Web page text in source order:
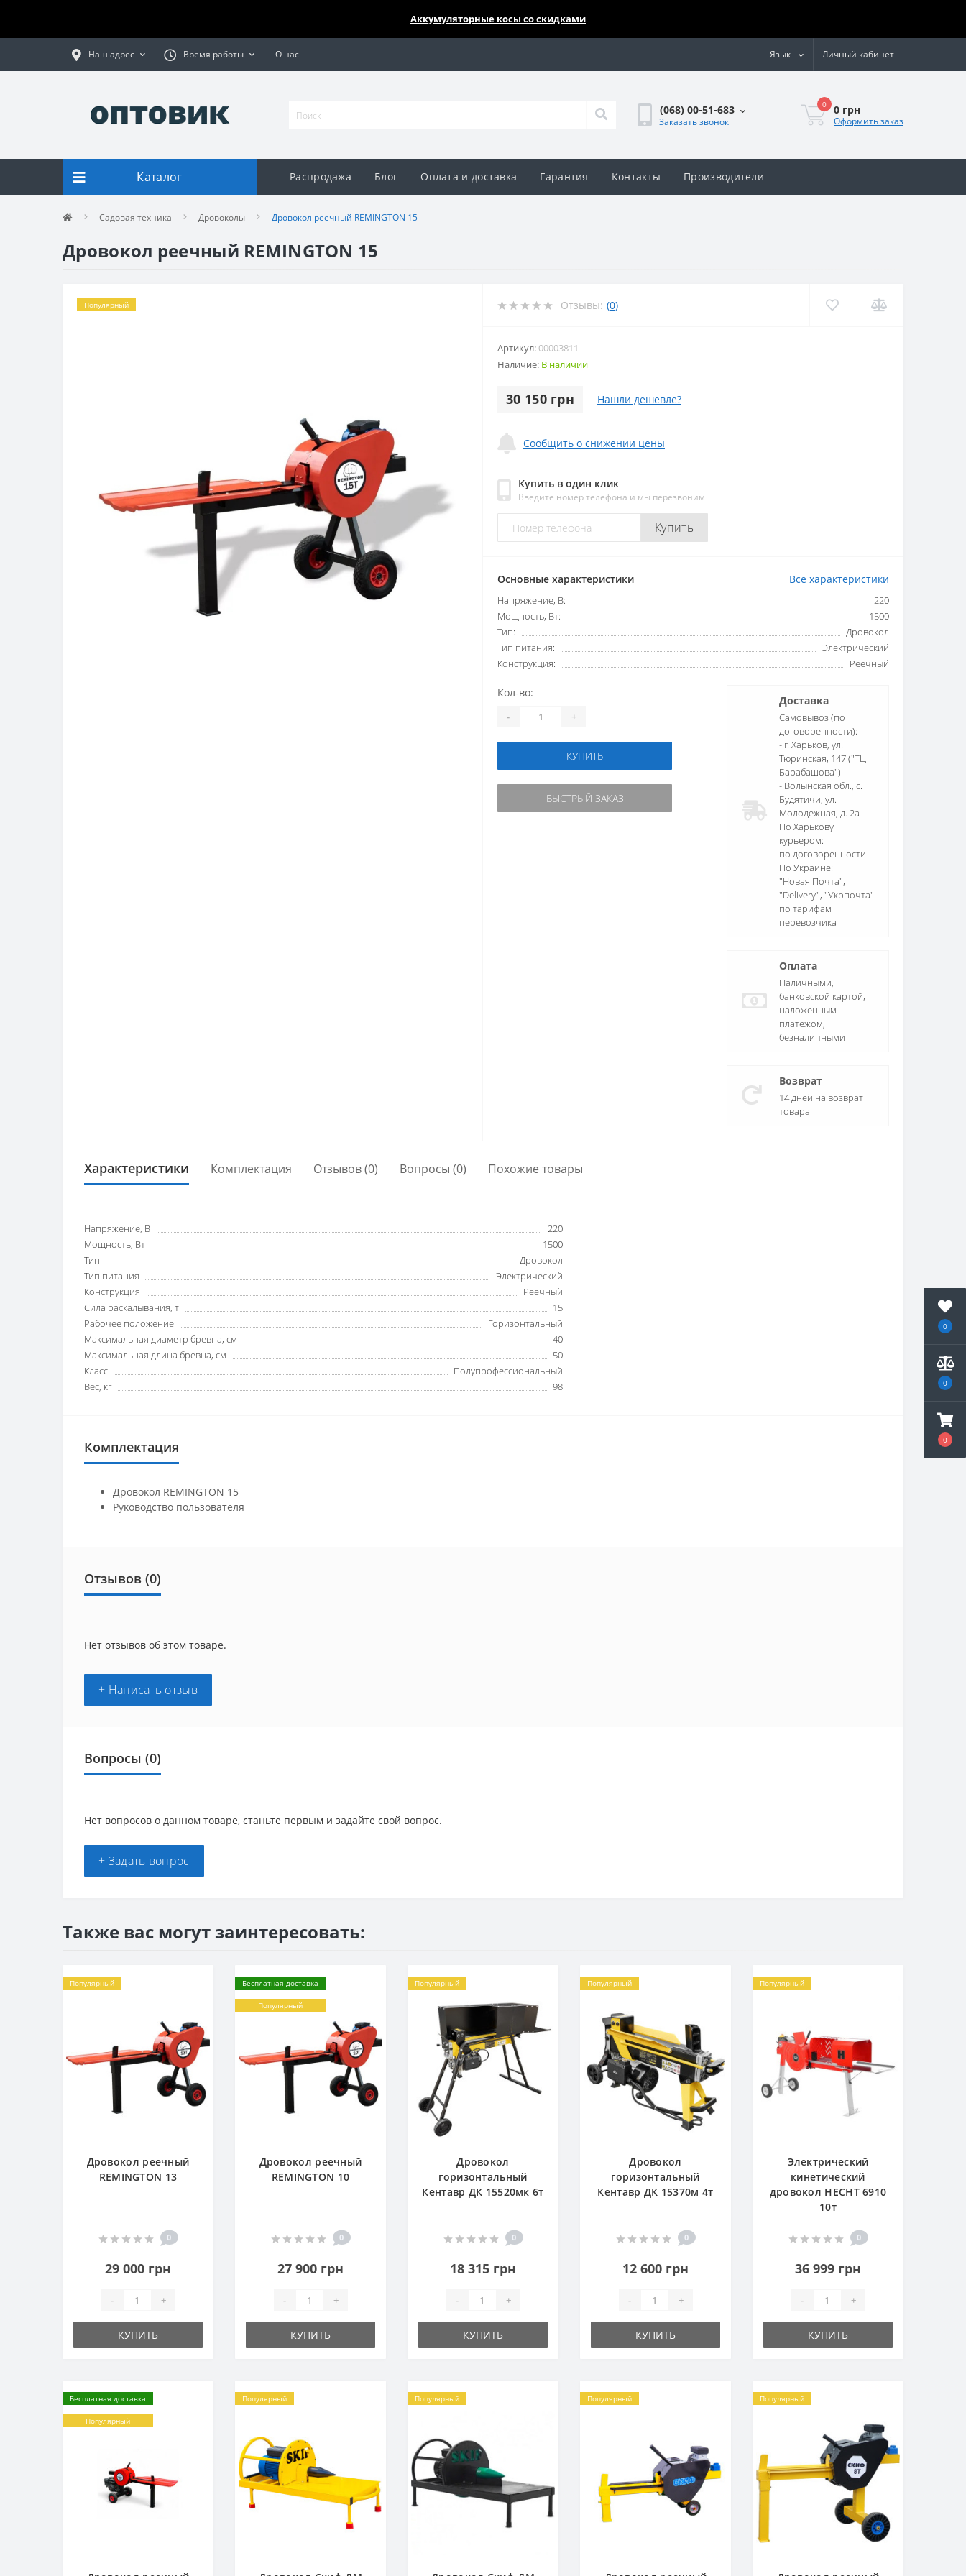
0
0
0
Аккумуляторные косы со скидками
Наш адрес Время работы О нас Язык Личный кабинет
(068) 00-51-683
Заказать звонок
0 0 грн
Оформить заказ
Каталог Распродажа Блог Оплата и доставка Гарантия Контакты Производители
Садовая техника Дровоколы Дровокол реечный REMINGTON 15
Дровокол реечный REMINGTON 15
Популярный Отзывы: (0)
Артикул:00003811
Наличие: В наличии
30 150 грн Нашли дешевле?
Сообщить о снижении цены
Купить в один клик
Введите номер телефона и мы перезвоним
Купить
Основные характеристики Все характеристики
Напряжение, В:
220
Мощность, Вт:
1500
Тип:
Дровокол
Тип питания:
Электрический
Конструкция:
Реечный
Кол-во:
- +
КУПИТЬ
БЫСТРЫЙ ЗАКАЗ
Доставка
Самовывоз (по
договоренности):
- г. Харьков, ул.
Тюринская, 147 ("ТЦ
Барабашова")
- Волынская обл., c.
Будятичи, ул.
Молодежная, д. 2а
По Харькову
курьером:
по договоренности
По Украине:
"Новая Почта",
"Delivery", "Укрпочта"
по тарифам
перевозчика
Оплата
Наличными,
банковской картой,
наложенным
платежом,
безналичными
Возврат
14 дней на возврат
товара
Характеристики Комплектация Отзывов (0) Вопросы (0) Похожие товары
Напряжение, В
220
Мощность, Вт
1500
Тип
Дровокол
Тип питания
Электрический
Конструкция
Реечный
Сила раскалывания, т
15
Рабочее положение
Горизонтальный
Максимальная диаметр бревна, см
40
Максимальная длина бревна, см
50
Класс
Полупрофессиональный
Вес, кг
98
Комплектация
Дровокол REMINGTON 15
Руководство пользователя
Отзывов (0)
Нет отзывов об этом товаре.
+ Написать отзыв
Вопросы (0)
Нет вопросов о данном товаре, станьте первым и задайте свой вопрос.
+ Задать вопрос
Также вас могут заинтересовать:
Популярный
Дровокол реечный
REMINGTON 13
0
29 000 грн
- +
КУПИТЬ
Бесплатная доставка
Популярный
Дровокол реечный
REMINGTON 10
0
27 900 грн
- +
КУПИТЬ
Популярный
Дровокол
горизонтальный
Кентавр ДК 15520мк 6т
0
18 315 грн
- +
КУПИТЬ
Популярный
Дровокол
горизонтальный
Кентавр ДК 15370м 4т
0
12 600 грн
- +
КУПИТЬ
Популярный
Электрический
кинетический
дровокол HECHT 6910
10т
0
36 999 грн
- +
КУПИТЬ
Бесплатная доставка
Популярный
Популярный Популярный Популярный Популярный